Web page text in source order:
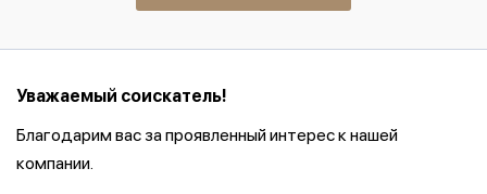
Уважаемый соискатель!
Благодарим вас за проявленный интерес к нашей
компании.